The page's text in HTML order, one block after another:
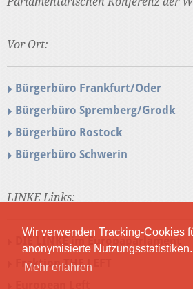
Wir verwenden Tracking-Cookies
anonymisierte Nutzungsstatistiken.
Mehr erfahren
Vor Ort:
Bürgerbüro Frankfurt/Oder
Bürgerbüro Spremberg/Grodk
Bürgerbüro Rostock
Bürgerbüro Schwerin
LINKE Links:
DIE LINKE im Europaparlament
Fraktion THE LEFT